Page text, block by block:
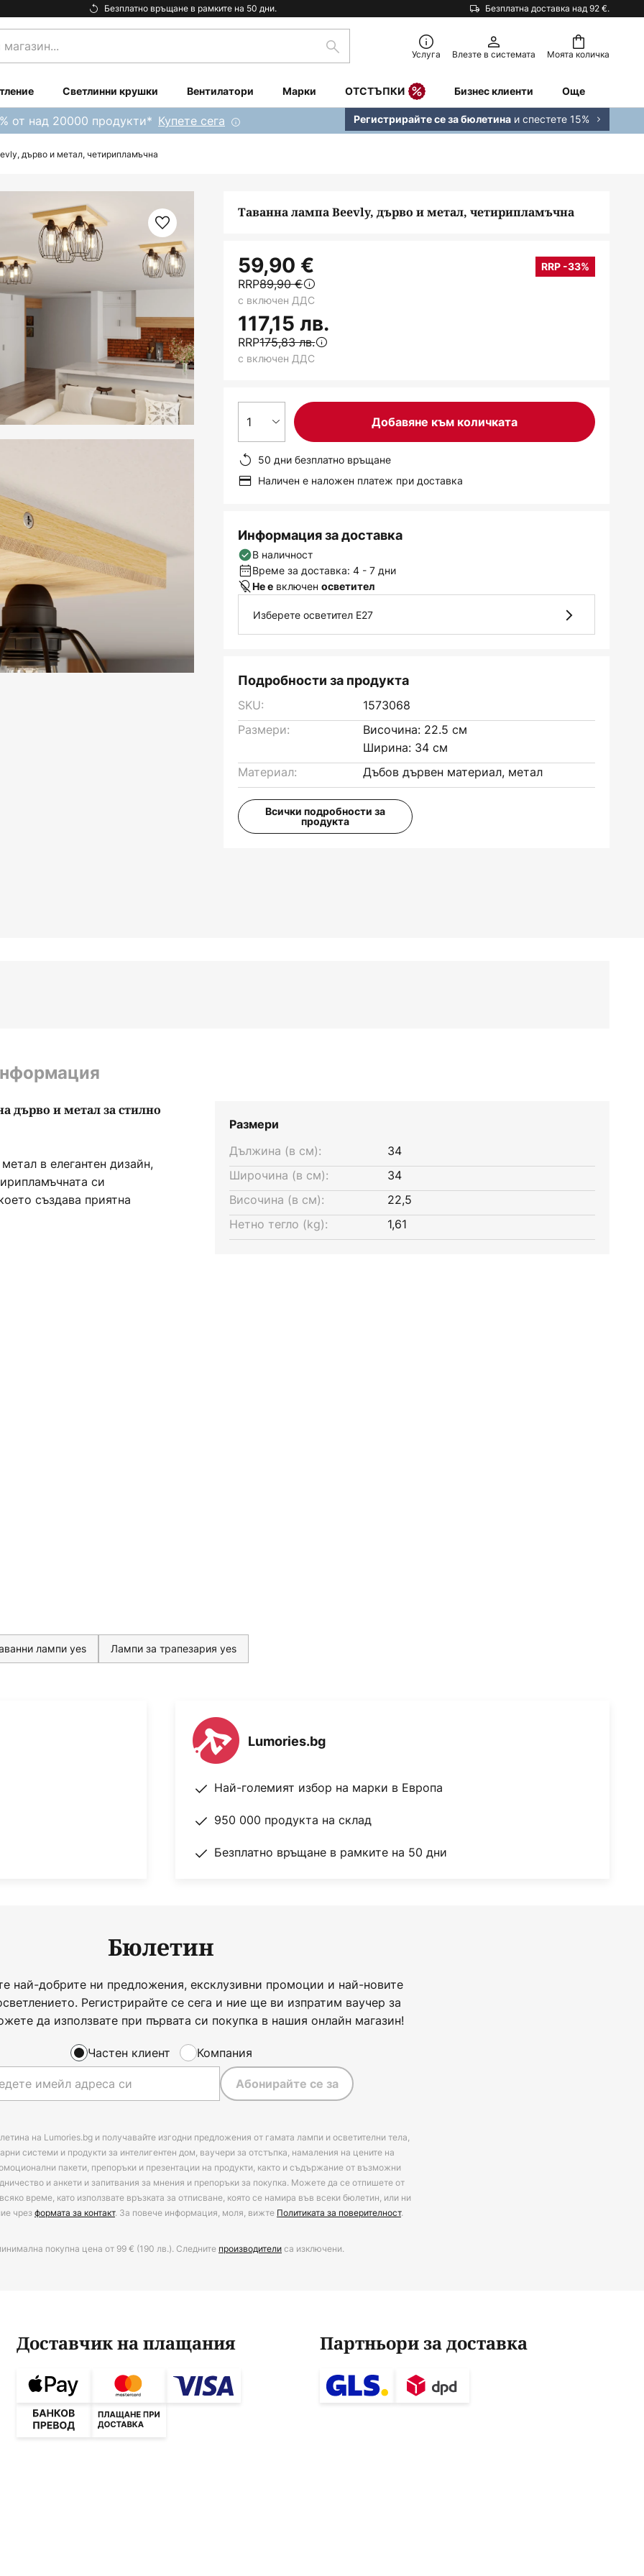
Безплатно връщане в рамките на 50 дни. Безплатна доставка над 92 €.
Моята количка
Търсене Услуга Влезте в системата
Светлинни крушки Вентилатори Марки ОТСТЪПКИ Бизнес клиенти Още
от над 20000 продукти* Купете сега Регистрирайте се за бюлетина и спестете 15%
дърво и метал, четирипламъчна
Таванна лампа Beevly, дърво и метал, четирипламъчна
59,90 € RRP -33%
RRP89,90 €
117,15 лв.
RRP175,83 лв.
с включен ДДС
с включен ДДС
1 Добавяне към количката
50 дни безплатно връщане
Наличен е наложен платеж при доставка
Информация за доставка
В наличност
Време за доставка: 4 - 7 дни
Не е включеносветител
Изберете осветител E27
Подробности за продукта
SKU:
1573068
Размери:
Височина: 22.5 см
Ширина: 34 см
Материал:
Дъбов дървен материал, метал
Всички подробности за
продукта
дърво и метал за стилно
в елегантен дизайн,
си
създава приятна
коридора. Комбинацията от
на обзавеждане.
за димиране чрез външен
на светлината.
според нуждите и
обмисленият дизайн
Размери
Дължина (в см):
34
Широчина (в см):
34
Височина (в см):
22,5
Нетно тегло (kg):
1,61
лампи yes Лампи за трапезария yes
Lumories.bg
Най-големият избор на марки в Европа
950 000 продукта на склад
Безплатно връщане в рамките на 50 дни
Бюлетин
най-добрите ни предложения, ексклузивни промоции и най-новите
Регистрирайте се сега и ние ще ви изпратим ваучер за
да използвате при първата си покупка в нашия онлайн магазин!
Частен клиент Компания
Абонирайте се за
на Lumories.bg и получавайте изгодни предложения от гамата лампи и осветителни тела,
системи и продукти за интелигентен дом, ваучери за отстъпка, намаления на цените на
пакети, препоръки и презентации на продукти, както и съдържание от възможни
и анкети и запитвания за мнения и препоръки за покупка. Можете да се отпишете от
време, като използвате връзката за отписване, която се намира във всеки бюлетин, или ни
чрезформата за контакт. За повече информация, моля, вижте Политиката за поверителност.
покупна цена от 99 € (190 лв.). Следните производителиса изключени.
Доставчик на плащания Партньори за доставка